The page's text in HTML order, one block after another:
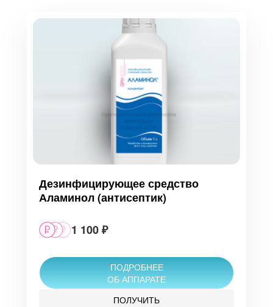
Дезинфицирующее средство
Аламинол (антисептик)
1 100 ₽
ПОДРОБНЕЕ
ОБ АППАРАТЕ
ПОЛУЧИТЬ